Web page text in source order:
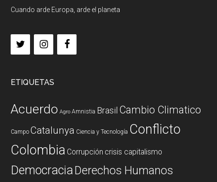
Cuando arde Europa, arde el planeta
ETIQUETAS
Acuerdo Agro Amnistia Brasil Cambio Climatico
Campo Catalunya Ciencia y Tecnología Conflicto
Colombia Corrupción crisis capitalismo
DemocraciaDerechos Humanos